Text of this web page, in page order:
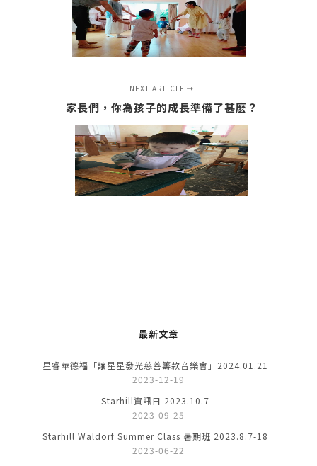
NEXT ARTICLE
家長們，你為孩子的成長準備了甚麼？
最新文章
星睿華德福「讓星星發光慈善籌款音樂會」2024.01.21
2023-12-19
Starhill資訊日 2023.10.7
2023-09-25
Starhill Waldorf Summer Class 暑期班 2023.8.7-18
2023-06-22